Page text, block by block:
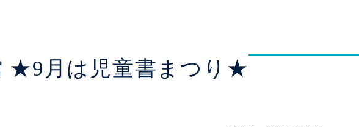
★9月は児童書まつり★